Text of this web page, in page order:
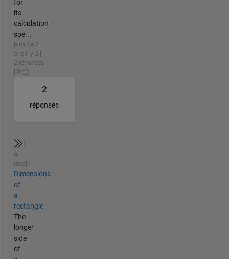
for
its
calculation
spe...
plus de 2
ans il y a |
2 réponses
| 0
2
réponses
A
résolu
Dimensions
of
a
rectangle
The
longer
side
of